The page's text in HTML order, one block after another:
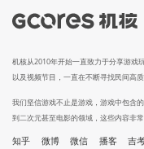
机核从2010年开始一直致力于分享游戏
以及视频节目，一直在不断寻找民间高质
我们坚信游戏不止是游戏，游戏中包含
到二次元甚至电影的领域，这些内容非
知乎 微博 微信 播客 吉